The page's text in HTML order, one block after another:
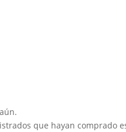
que hayan comprado